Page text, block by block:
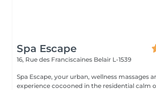
Spa Escape
16, Rue des Franciscaines Belair L-1539
Spa Escape, your urban, wellness massages
experience cocooned in the residential calm